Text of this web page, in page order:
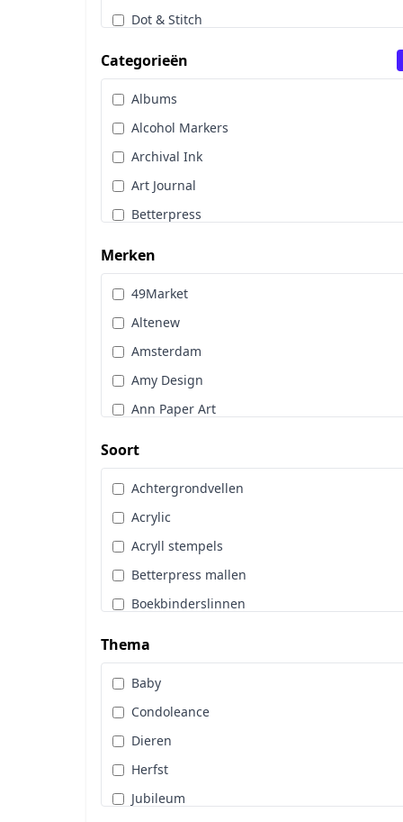
Dot & Stitch
Sale
Stans, Embos & Stencils
Stempels
Workshoppakket
Pan Pastel
Categorieën
Albums
Alcohol Markers
Archival Ink
Art Journal
Betterpress
Brads
Cadence
Designpapier
Distress Oxide Spray
Distress Spritz
Divers
Dot & Do
Embossingpoeder
Embosssingfolder
Enveloppen
Gereedschappen
Hangers
Hobbytijdschrift
Inkt
Kleurpotloden
Knipvellen
Lijm & Tape
Linnenkarton
Lint
Merken
49Market
Altenew
Amsterdam
Amy Design
Ann Paper Art
Art Impressions
Art Journaling
Berrie's Beauties
By Karin Joan
Cadence
Card Deco
CarlijnDesign
Copic
Craft & You
Crealies
Soort
Achtergrondvellen
Acrylic
Acryll stempels
Betterpress mallen
Boekbinderslinnen
Cards Only
Diamond Paint
Diversen
Glitters
Hobbydots
Hoeken en Randen
Thema
Baby
Condoleance
Dieren
Herfst
Jubileum